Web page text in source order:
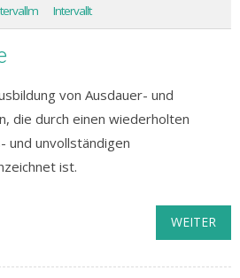
Intervallt
von Ausdauer- und
die durch einen wiederholten
und unvollständigen
ist.
WEITER